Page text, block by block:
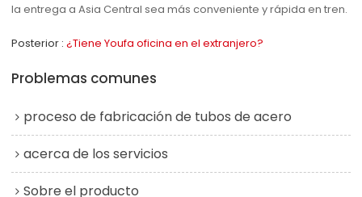
la entrega a Asia Central sea más conveniente y rápida en tren.
Posterior ¿Tiene Youfa oficina en el extranjero?
Problemas comunes
proceso de fabricación de tubos de acero
acerca de los servicios
Sobre el producto